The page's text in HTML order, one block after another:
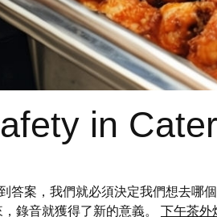
in
案，我們就必須決定我們想去哪
錄音就獲得了新的意義。 下午茶外